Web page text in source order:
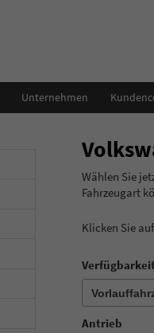
Unternehmen
Fahrzeugart
Klicken Sie
Antrieb